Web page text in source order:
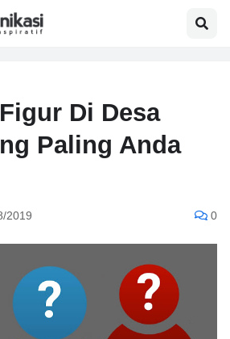
Di Desa
Paling Anda
2019 0